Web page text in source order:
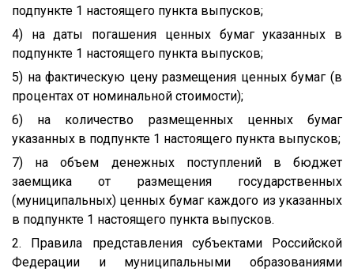
подпункте 1 настоящего пункта выпусков;
4) на даты погашения ценных бумаг указанных в
подпункте 1 настоящего пункта выпусков;
5) на фактическую цену размещения ценных бумаг (в
процентах от номинальной стоимости);
6) на количество размещенных ценных бумаг
указанных в подпункте 1 настоящего пункта выпусков;
7) на объем денежных поступлений в бюджет
заемщика от размещения государственных
(муниципальных) ценных бумаг каждого из указанных
в подпункте 1 настоящего пункта выпусков.
2. Правила представления субъектами Российской
Федерации и муниципальными образованиями